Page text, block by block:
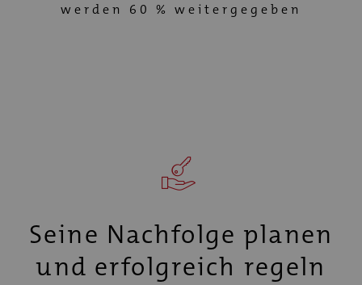
werden 60 % weitergegeben
Seine Nachfolge planen
und erfolgreich regeln